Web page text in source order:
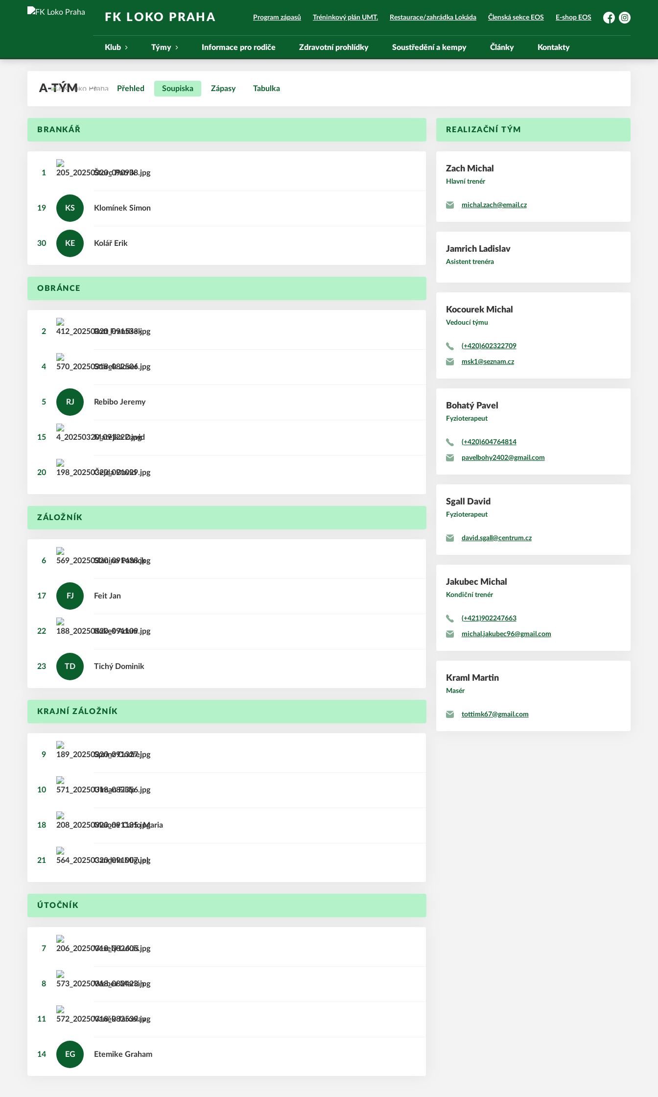
FK LOKO PRAHA Program zápasů Tréninkový plán UMT. Restaurace/zahrádka Lokáda Členská sekce EOS E-shop EOS
FacebookInstagram
Klub Týmy Informace pro rodiče Zdravotní prohlídky Soustředění a kempy Články Kontakty
A-TÝM Přehled Soupiska Zápasy Tabulka
REALIZAČNÍ TÝM
Michal
Zach
Hlavní trenér
michal.zach@email.cz
Ladislav
Jamrich
Asistent trenéra
Michal
Kocourek
Vedoucí týmu
(+420)602322709
msk1@seznam.cz
Pavel
Bohatý
Fyzioterapeut
(+420)604764814
pavelbohy2402@gmail.com
David
Sgall
Fyzioterapeut
david.sgall@centrum.cz
Michal
Jakubec
Kondiční trenér
(+421)902247663
michal.jakubec96@gmail.com
Martin
Kraml
Masér
tottimk67@gmail.com
BRANKÁŘ
1 Patrik
Štorc
19 KS Simon
Klomínek
30 KE Erik
Kolář
OBRÁNCE
2 František
Rott
4 Josef
Stárek
5 RJ Jeremy
Rebibo
15 David
Matějka
20 David
Čejda
ZÁLOŽNÍK
6 Patrick
Slanina
17 FJ Jan
Feit
22 Adam
Kokeš
23 TD Dominik
Tichý
KRAJNÍ ZÁLOŽNÍK
9 Ondřej
Sprinz
10 Fililp
Ulman
18 Carlo Maria
Maione
21 Miguel
Candela
ÚTOČNÍK
7 Lukáš
Veselý
8 Marián
Weber
11 Jaroslav
Vaněk
14 EG Graham
Etemike